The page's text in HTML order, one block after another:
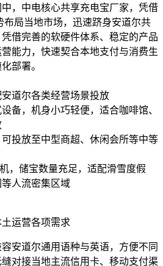
，中电核心共享充电宝厂家，凭借
局当地市场，迅速跻身安道尔共
借完善的软硬件体系、稳定的产品
能力，快速契合本地支付与消费生
部署。
道尔各类经营场景投放
备，机身小巧轻便，适合咖啡馆、
投放至中型商超、休闲会所等中等
，储宝数量充足，适配滑雪度假
人流密集区域
运营各项需求
安道尔通用语种与英语，方便不同
对接当地主流信用卡、移动支付渠